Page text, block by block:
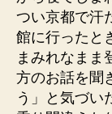
つい京都で汗
館に行ったと
まみれなまま
方のお話を聞
う」と気づい